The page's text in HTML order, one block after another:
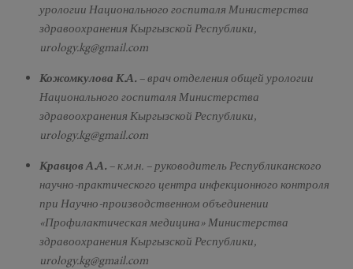
урологии Национального госпиталя Министерства
здравоохранения Кыргызской Республики,
urology.kg@gmail.com
Кожомкулова К.А. – врач отделения общей урологии
Национального госпиталя Министерства
здравоохранения Кыргызской Республики,
urology.kg@gmail.com
Кравцов А.А. – к.м.н. – руководитель Республиканского
научно-практического центра инфекционного контроля
при Научно-производственном объединении
«Профилактическая медицина» Министерства
здравоохранения Кыргызской Республики,
urology.kg@gmail.com